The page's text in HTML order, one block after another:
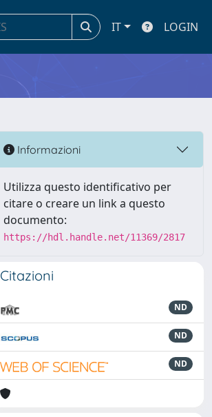
IT LOGIN
Informazioni
Utilizza questo identificativo per
citare o creare un link a questo
documento:
https://hdl.handle.net/11369/2817
Citazioni
ND
ND
ND